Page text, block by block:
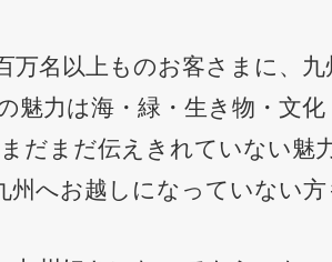
万名以上ものお客さまに、九
魅力は海・緑・生き物・文
まだまだ伝えきれていない魅
州へお越しになっていない